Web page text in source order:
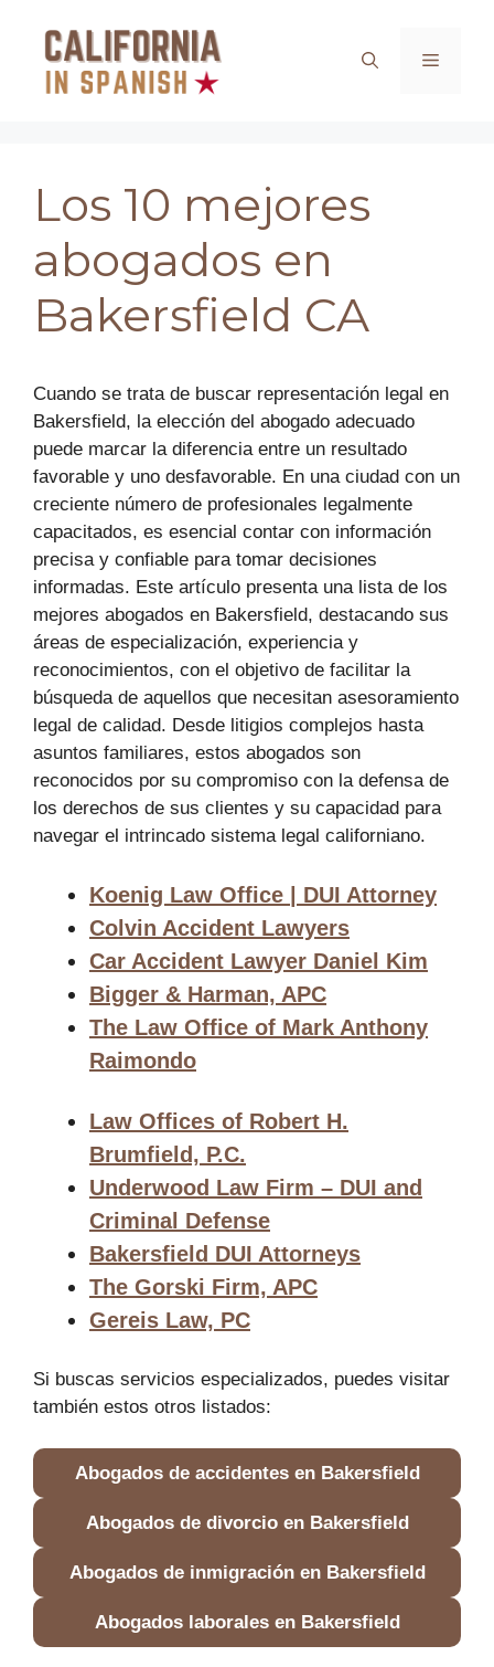
contenido
Menú
Los 10 mejores
abogados en
Bakersfield CA
Cuando se trata de buscar representación legal en
Bakersfield, la elección del abogado adecuado
puede marcar la diferencia entre un resultado
favorable y uno desfavorable. En una ciudad con un
creciente número de profesionales legalmente
capacitados, es esencial contar con información
precisa y confiable para tomar decisiones
informadas. Este artículo presenta una lista de los
mejores abogados en Bakersfield, destacando sus
áreas de especialización, experiencia y
reconocimientos, con el objetivo de facilitar la
búsqueda de aquellos que necesitan asesoramiento
legal de calidad. Desde litigios complejos hasta
asuntos familiares, estos abogados son
reconocidos por su compromiso con la defensa de
los derechos de sus clientes y su capacidad para
navegar el intrincado sistema legal californiano.
Koenig Law Office | DUI Attorney
Colvin Accident Lawyers
Car Accident Lawyer Daniel Kim
Bigger & Harman, APC
The Law Office of Mark Anthony
Raimondo
Law Offices of Robert H.
Brumfield, P.C.
Underwood Law Firm – DUI and
Criminal Defense
Bakersfield DUI Attorneys
The Gorski Firm, APC
Gereis Law, PC
Si buscas servicios especializados, puedes visitar
también estos otros listados:
Abogados de accidentes en Bakersfield
Abogados de divorcio en Bakersfield
Abogados de inmigración en Bakersfield
Abogados laborales en Bakersfield